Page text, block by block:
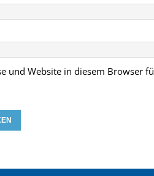
und Website in diesem Browser